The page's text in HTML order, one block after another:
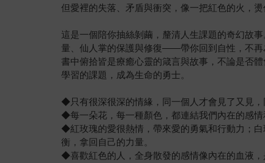
但愛裡的失落、矛盾與衝突，像一把紅色的火，
這是一個陪你抽絲剝繭，釐清人生課題的奇幻故
量、仙人掌的保護與修復——帶你回到自性，不再
書中俯拾皆是療癒心靈的箴言與故事，不論是否
學習的課題，成為生命的勇士。
◆只有很深很深的情緣，同一個人才會見了又見
◆每一朵花，每一種顏色，都連結我們內在的感
◆紅玫瑰的愛很熱情，帶來愛的勇氣和行動力；
衡，拿回自己的力量。
◆喜歡紅色的人，全身散發的感情像內在的血液